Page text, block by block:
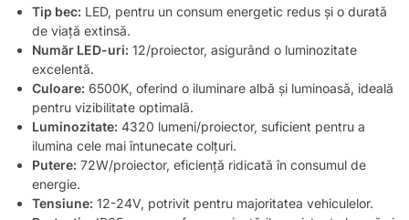
Tip bec: LED, pentru un consum energetic redus și o durată
de viață extinsă.
Număr LED-uri: 12/proiector, asigurând o luminozitate
excelentă.
Culoare: 6500K, oferind o iluminare albă și luminoasă, ideală
pentru vizibilitate optimală.
Luminozitate: 4320 lumeni/proiector, suficient pentru a
ilumina cele mai întunecate colțuri.
Putere: 72W/proiector, eficiență ridicată în consumul de
energie.
Tensiune: 12-24V, potrivit pentru majoritatea vehiculelor.